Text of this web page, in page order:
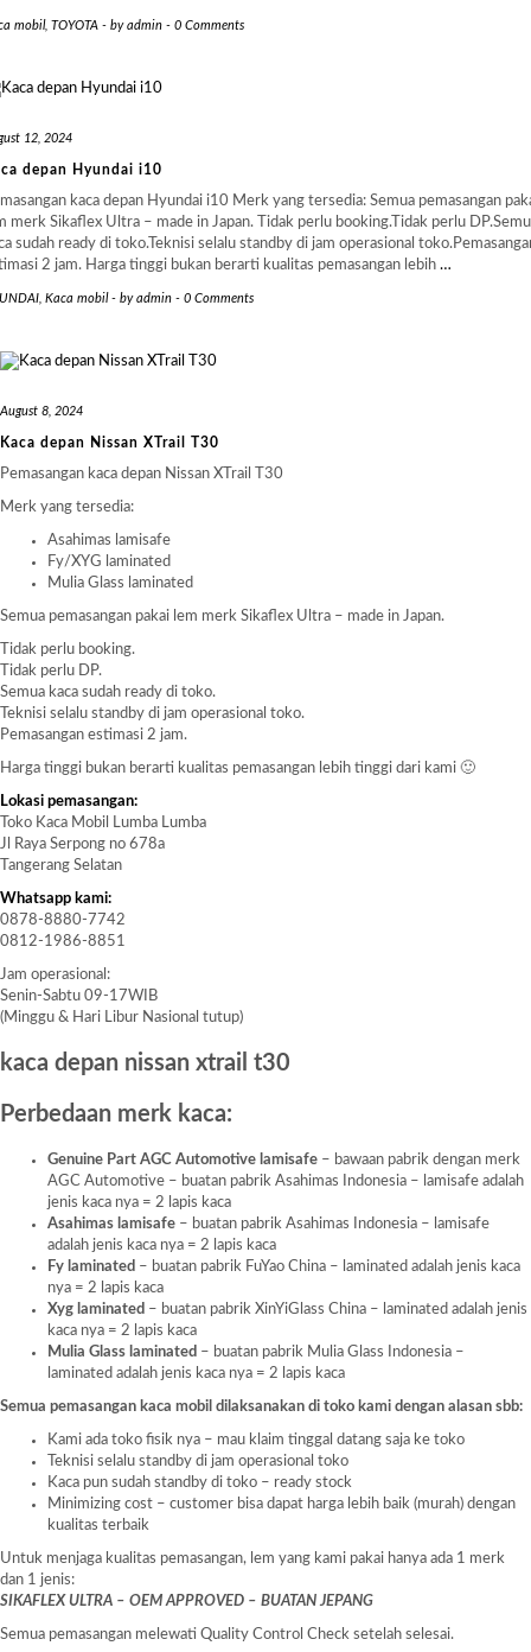
mobil, TOYOTA - byadmin - 0 Comments
12, 2024
depan Hyundai i10
kaca depan Hyundai i10 Merk yang tersedia: Semua pemasangan
merk Sikaflex Ultra – made in Japan. Tidak perlu booking.Tidak perlu
sudah ready di toko.Teknisi selalu standby di jam operasional
2 jam. Harga tinggi bukan berarti kualitas pemasangan lebih …
Kaca mobil- byadmin - 0 Comments
August 8, 2024
Kaca depan Nissan XTrail T30
Pemasangan kaca depan Nissan XTrail T30
Merk yang tersedia:
Asahimas lamisafe
Fy/XYG laminated
Mulia Glass laminated
Semua pemasangan pakai lem merk Sikaflex Ultra – made in Japan.
Tidak perlu booking.
Tidak perlu DP.
Semua kaca sudah ready di toko.
Teknisi selalu standby di jam operasional toko.
Pemasangan estimasi 2 jam.
Harga tinggi bukan berarti kualitas pemasangan lebih tinggi dari kami 🙂
Lokasi pemasangan:
Toko Kaca Mobil Lumba Lumba
Jl Raya Serpong no 678a
Tangerang Selatan
Whatsapp kami:
0878-8880-7742
0812-1986-8851
Jam operasional:
Senin-Sabtu 09-17WIB
(Minggu & Hari Libur Nasional tutup)
kaca depan nissan xtrail t30
Perbedaan merk kaca:
Genuine Part AGC Automotive lamisafe – bawaan pabrik dengan merk
AGC Automotive – buatan pabrik Asahimas Indonesia – lamisafe adalah
jenis kaca nya = 2 lapis kaca
Asahimas lamisafe – buatan pabrik Asahimas Indonesia – lamisafe
adalah jenis kaca nya = 2 lapis kaca
Fy laminated – buatan pabrik FuYao China – laminated adalah jenis kaca
nya = 2 lapis kaca
Xyg laminated – buatan pabrik XinYiGlass China – laminated adalah jenis
kaca nya = 2 lapis kaca
Mulia Glass laminated – buatan pabrik Mulia Glass Indonesia –
laminated adalah jenis kaca nya = 2 lapis kaca
Semua pemasangan kaca mobil dilaksanakan di toko kami dengan alasan sbb:
Kami ada toko fisik nya – mau klaim tinggal datang saja ke toko
Teknisi selalu standby di jam operasional toko
Kaca pun sudah standby di toko – ready stock
Minimizing cost – customer bisa dapat harga lebih baik (murah) dengan
kualitas terbaik
Untuk menjaga kualitas pemasangan, lem yang kami pakai hanya ada 1 merk
dan 1 jenis:
SIKAFLEX ULTRA – OEM APPROVED – BUATAN JEPANG
Semua pemasangan melewati Quality Control Check setelah selesai.